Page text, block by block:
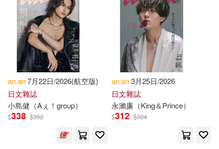
Jay(1)
Jean-Jacques/ Thiran(1)
Jocelyn (CON)/ Sophorn(1)
Judy/ Delgado(1)
Karen/ Craig(1)
an.an7月22日/2026(航空版)
日文雜誌
小島健（Aぇ！group）
$338 $352
an.an3月25日/2026
日文雜誌
永瀨廉（King＆Prince）
$312 $324